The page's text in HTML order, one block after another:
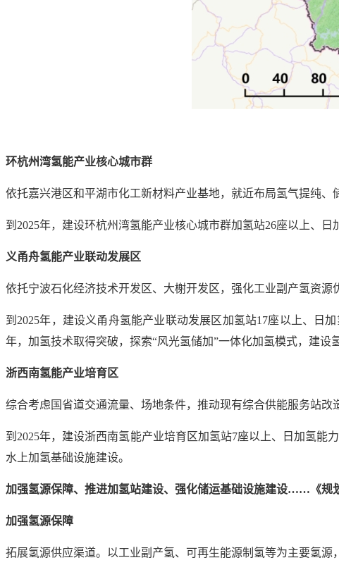
环杭州湾氢能产业核心城市群
依托嘉兴港区和平湖市化工新材料产业基地，就近布局氢气提纯
到2025年，建设环杭州湾氢能产业核心城市群加氢站26座以上、
义甬舟氢能产业联动发展区
依托宁波石化经济技术开发区、大榭开发区，强化工业副产氢资源
到2025年，建设义甬舟氢能产业联动发展区加氢站17座以上、日
年，加氢技术取得突破，探索“风光氢储加”一体化加氢模式，建设
浙西南氢能产业培育区
综合考虑国省道交通流量、场地条件，推动现有综合供能服务站
到2025年，建设浙西南氢能产业培育区加氢站7座以上、日加氢能
水上加氢基础设施建设。
加强氢源保障、推进加氢站建设、强化储运基础设施建设……《规
加强氢源保障
拓展氢源供应渠道。以工业副产氢、可再生能源制氢等为主要氢源